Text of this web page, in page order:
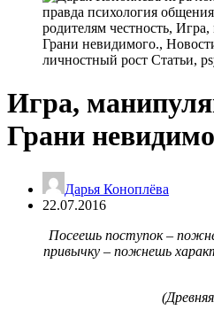
Игра,
Грани
Дарья Коноплёва
22.07.2016
Посеешь поступок –
привычку – пожнешь